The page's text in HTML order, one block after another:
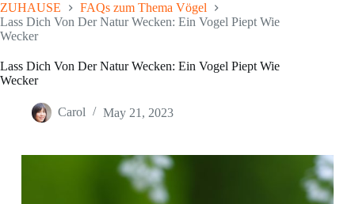
ZUHAUSE
FAQs zum Thema Vögel
Lass Dich Von Der Natur Wecken: Ein Vogel Piept Wie
Wecker
Lass Dich Von Der Natur Wecken: Ein Vogel Piept Wie
Wecker
Carol May 21, 2023